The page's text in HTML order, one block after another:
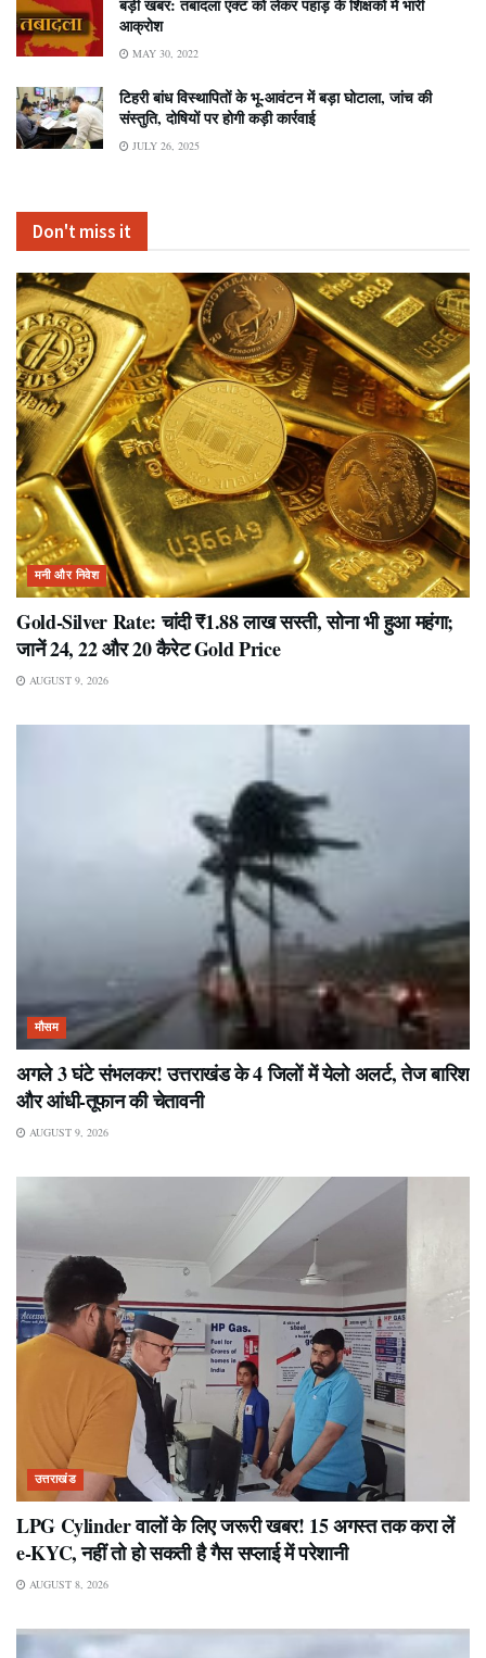
बड़ी खबर: तबादला एक्ट को लेकर पहाड़ के शिक्षकों में भारी
आक्रोश
MAY 30, 2022
टिहरी बांध विस्थापितों के भू-आवंटन में बड़ा घोटाला, जांच की
संस्तुति, दोषियों पर होगी कड़ी कार्रवाई
JULY 26, 2025
Don't miss it
मनी और निवेश
Gold-Silver Rate: चांदी ₹1.88 लाख सस्ती, सोना भी हुआ महंगा;
जानें 24, 22 और 20 कैरेट Gold Price
AUGUST 9, 2026
मौसम
अगले 3 घंटे संभलकर! उत्तराखंड के 4 जिलों में येलो अलर्ट, तेज बारिश
और आंधी-तूफान की चेतावनी
AUGUST 9, 2026
उत्तराखंड
LPG Cylinder वालों के लिए जरूरी खबर! 15 अगस्त तक करा लें
e-KYC, नहीं तो हो सकती है गैस सप्लाई में परेशानी
AUGUST 8, 2026